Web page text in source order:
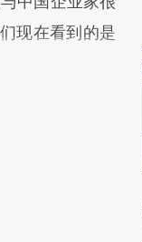
现在看到的是